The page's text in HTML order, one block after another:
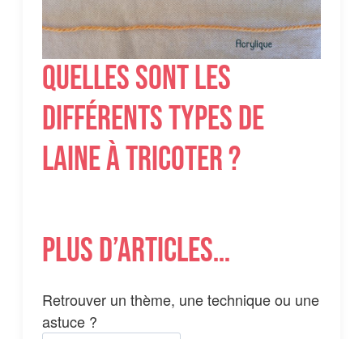
Quelles sont les
différents types de
laine à tricoter ?
Plus d’articles…
Retrouver un thème, une technique ou une
astuce ?